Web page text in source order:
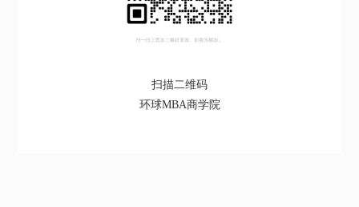
扫描二维码
环球MBA商学院